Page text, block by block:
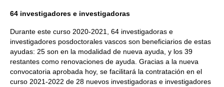
64 investigadores e investigadoras
Durante este curso 2020-2021, 64 investigadoras e
investigadores posdoctorales vascos son beneficiarios de estas
ayudas: 25 son en la modalidad de nueva ayuda, y los 39
restantes como renovaciones de ayuda. Gracias a la nueva
convocatoria aprobada hoy, se facilitará la contratación en el
curso 2021-2022 de 28 nuevos investigadoras e investigadores